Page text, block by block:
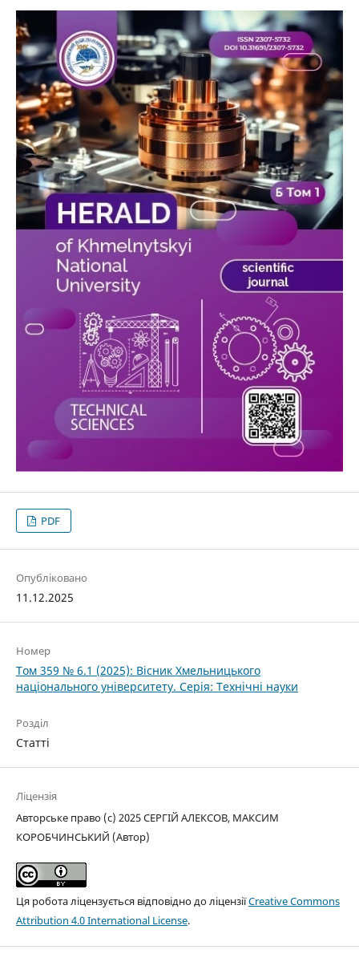
PDF
Опубліковано
11.12.2025
Номер
Том 359 № 6.1 (2025): Вісник Хмельницького
національного університету. Серія: Технічні науки
Розділ
Статті
Ліцензія
Авторське право (c) 2025 СЕРГІЙ АЛЕКСОВ, МАКСИМ
КОРОБЧИНСЬКИЙ (Автор)
Ця робота ліцензується відповідно до ліцензіїCreative Commons
Attribution 4.0 International License.